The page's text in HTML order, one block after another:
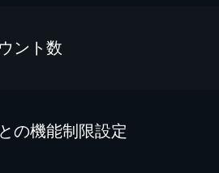
ント数
の機能制限設定